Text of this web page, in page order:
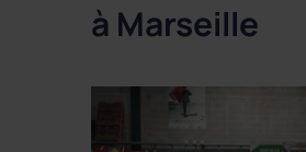
à Marseille